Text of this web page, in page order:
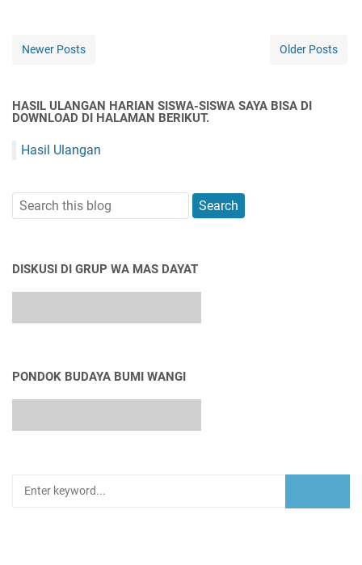
Newer Posts Older Posts
HASIL ULANGAN HARIAN SISWA-SISWA SAYA BISA DI
DOWNLOAD DI HALAMAN BERIKUT.
Hasil Ulangan
DISKUSI DI GRUP WA MAS DAYAT
PONDOK BUDAYA BUMI WANGI